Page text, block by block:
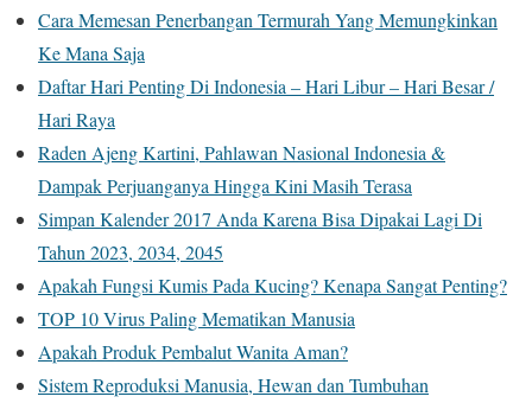
Cara Memesan Penerbangan Termurah Yang Memungkinkan
Ke Mana Saja
Daftar Hari Penting Di Indonesia – Hari Libur – Hari Besar /
Hari Raya
Raden Ajeng Kartini, Pahlawan Nasional Indonesia &
Dampak Perjuanganya Hingga Kini Masih Terasa
Simpan Kalender 2017 Anda Karena Bisa Dipakai Lagi Di
Tahun 2023, 2034, 2045
Apakah Fungsi Kumis Pada Kucing? Kenapa Sangat Penting?
TOP 10 Virus Paling Mematikan Manusia
Apakah Produk Pembalut Wanita Aman?
Sistem Reproduksi Manusia, Hewan dan Tumbuhan